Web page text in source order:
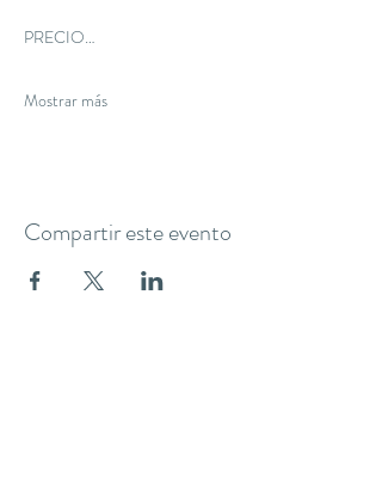
PRECIO…
Mostrar más
Compartir este evento